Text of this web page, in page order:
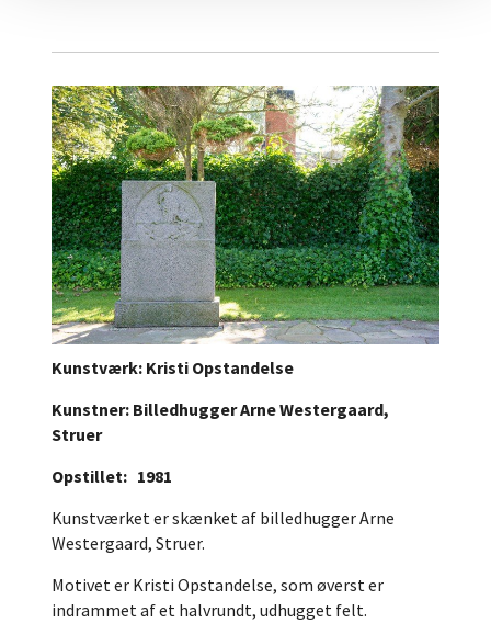
Kunstværk: Kristi Opstandelse
Kunstner: Billedhugger Arne Westergaard,
Struer
Opstillet: 1981
Kunstværket er skænket af billedhugger Arne
Westergaard, Struer.
Motivet er Kristi Opstandelse, som øverst er
indrammet af et halvrundt, udhugget felt.